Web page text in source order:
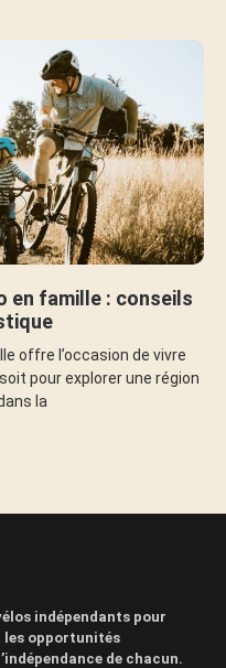
en famille : conseils
offre l’occasion de vivre
pour explorer une région
la
indépendants pour
opportunités
de chacun.